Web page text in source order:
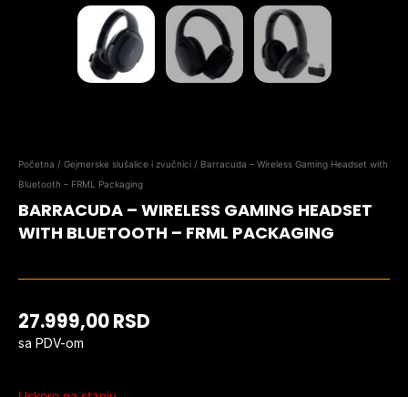
Početna / Gejmerske slušalice i zvučnici / Barracuda – Wireless Gaming Headset with
Bluetooth – FRML Packaging
BARRACUDA – WIRELESS GAMING HEADSET
WITH BLUETOOTH – FRML PACKAGING
27.999,00RSD
sa PDV-om